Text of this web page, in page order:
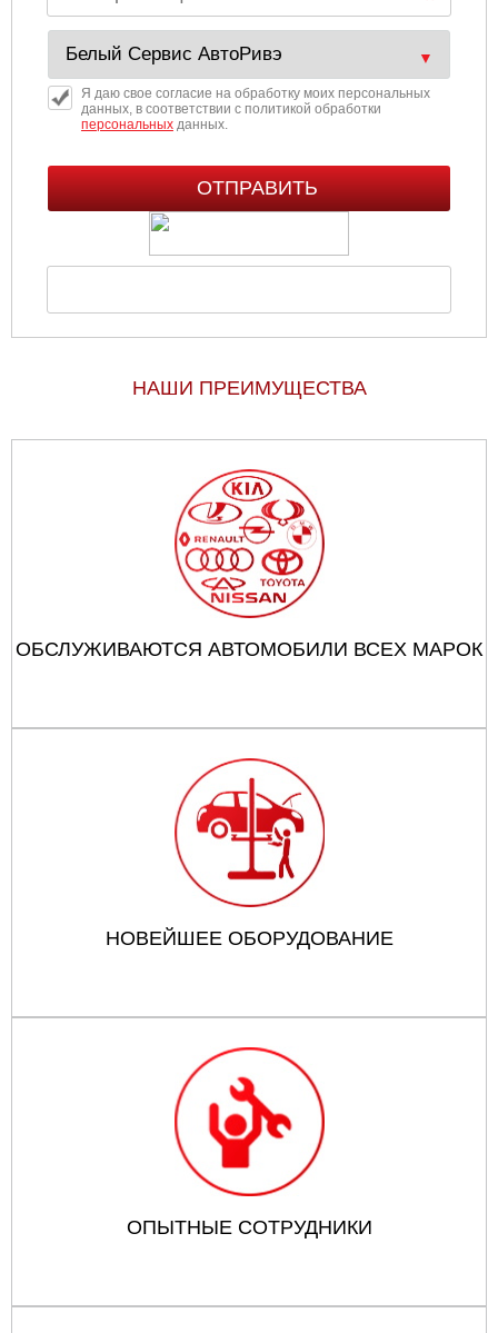
Я даю свое согласие на обработку моих персональных
данных, в соответствии с политикой обработки
персональныхданных.
НАШИ ПРЕИМУЩЕСТВА
ОБСЛУЖИВАЮТСЯ АВТОМОБИЛИ ВСЕХ МАРОК
НОВЕЙШЕЕ ОБОРУДОВАНИЕ
ОПЫТНЫЕ СОТРУДНИКИ